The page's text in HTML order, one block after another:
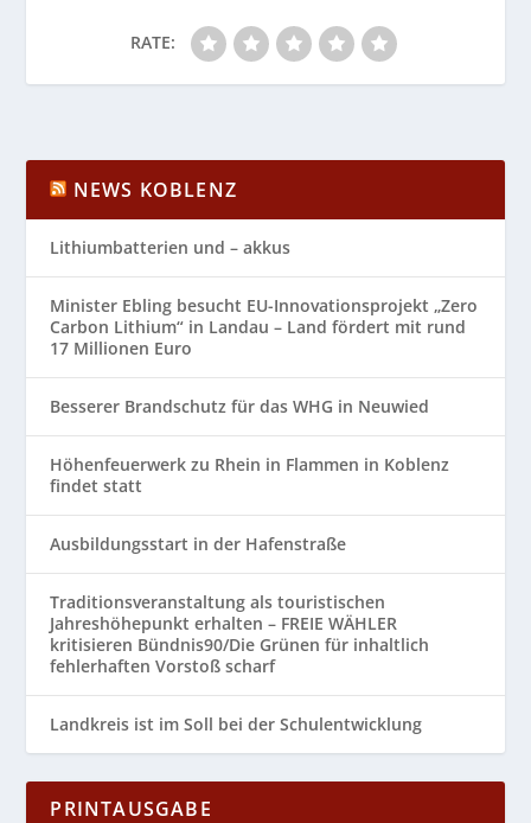
RATE:
NEWS KOBLENZ
Lithiumbatterien und – akkus
Minister Ebling besucht EU-Innovationsprojekt „Zero
Carbon Lithium“ in Landau – Land fördert mit rund
17 Millionen Euro
Besserer Brandschutz für das WHG in Neuwied
Höhenfeuerwerk zu Rhein in Flammen in Koblenz
findet statt
Ausbildungsstart in der Hafenstraße
Traditionsveranstaltung als touristischen
Jahreshöhepunkt erhalten – FREIE WÄHLER
kritisieren Bündnis90/Die Grünen für inhaltlich
fehlerhaften Vorstoß scharf
Landkreis ist im Soll bei der Schulentwicklung
PRINTAUSGABE